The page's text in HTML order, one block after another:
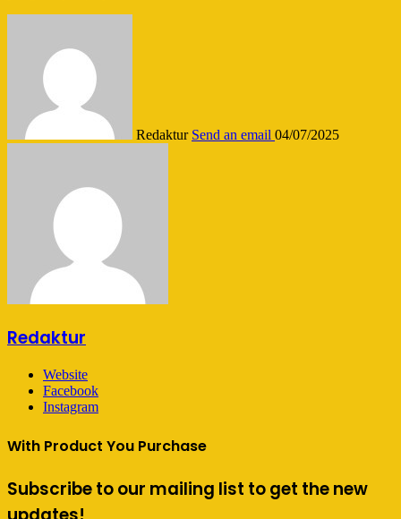
Redaktur Send an email 04/07/2025
Redaktur
Website
Facebook
Instagram
With Product You Purchase
Subscribe to our mailing list to get the new